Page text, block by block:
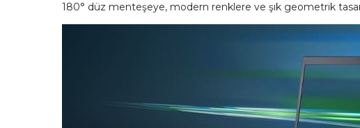
180° düz menteşeye, modern renklere ve şık geometrik